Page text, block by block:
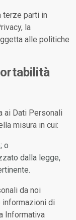
terze parti in
la
alle politiche
ai Dati Personali
misura in cui:
o
dalla legge,
da noi
informazioni di
Informativa